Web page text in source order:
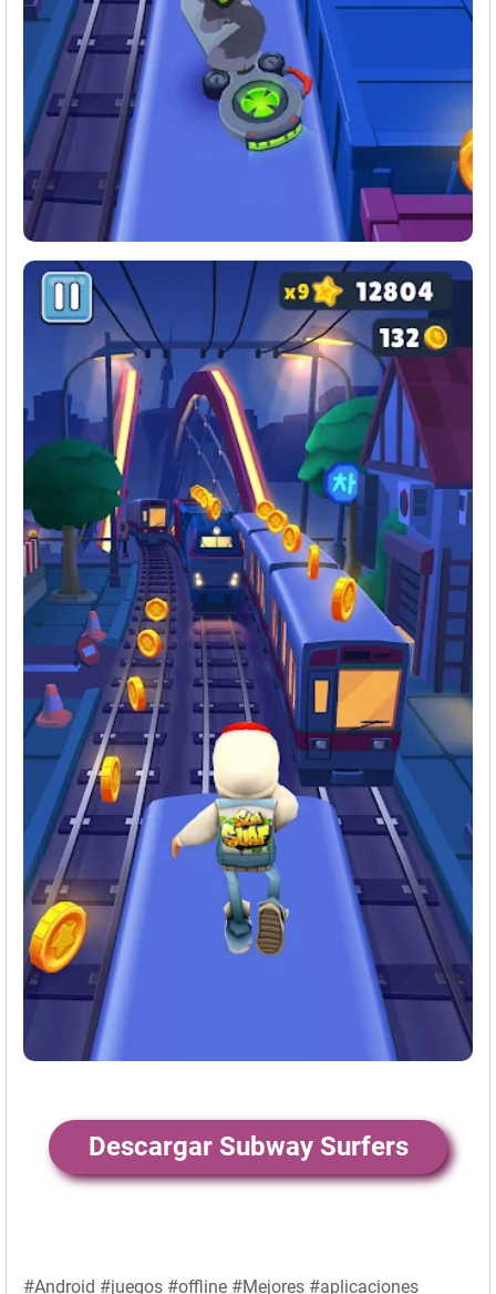
Descargar Subway Surfers
#Android #juegos #offline #Mejores #aplicaciones